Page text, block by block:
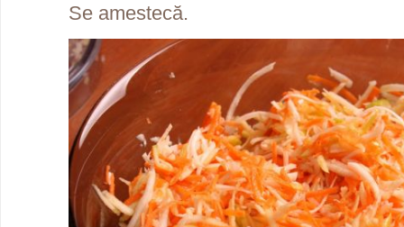
Se amestecă.